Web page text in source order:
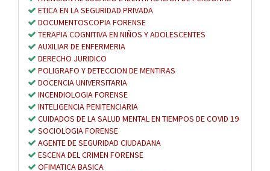
ETICA EN LA SEGURIDAD PRIVADA
DOCUMENTOSCOPIA FORENSE
TERAPIA COGNITIVA EN NIÑOS Y ADOLESCENTES
AUXILIAR DE ENFERMERIA
DERECHO JURIDICO
POLIGRAFO Y DETECCION DE MENTIRAS
DOCENCIA UNIVERSITARIA
INCENDIOLOGIA FORENSE
INTELIGENCIA PENITENCIARIA
CUIDADOS DE LA SALUD MENTAL EN TIEMPOS DE COVID 19
SOCIOLOGIA FORENSE
AGENTE DE SEGURIDAD CIUDADANA
ESCENA DEL CRIMEN FORENSE
OFIMATICA BASICA